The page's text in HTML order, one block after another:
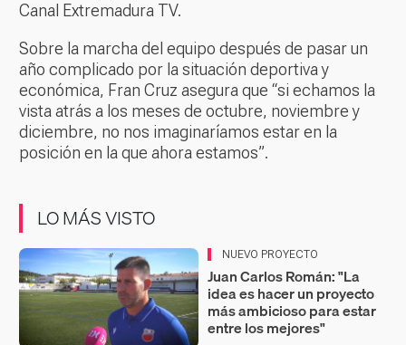
Canal Extremadura TV.
Sobre la marcha del equipo después de pasar un
año complicado por la situación deportiva y
económica, Fran Cruz asegura que “si echamos la
vista atrás a los meses de octubre, noviembre y
diciembre, no nos imaginaríamos estar en la
posición en la que ahora estamos”.
LO MÁS VISTO
NUEVO PROYECTO
Juan Carlos Román: "La
idea es hacer un proyecto
más ambicioso para estar
entre los mejores"